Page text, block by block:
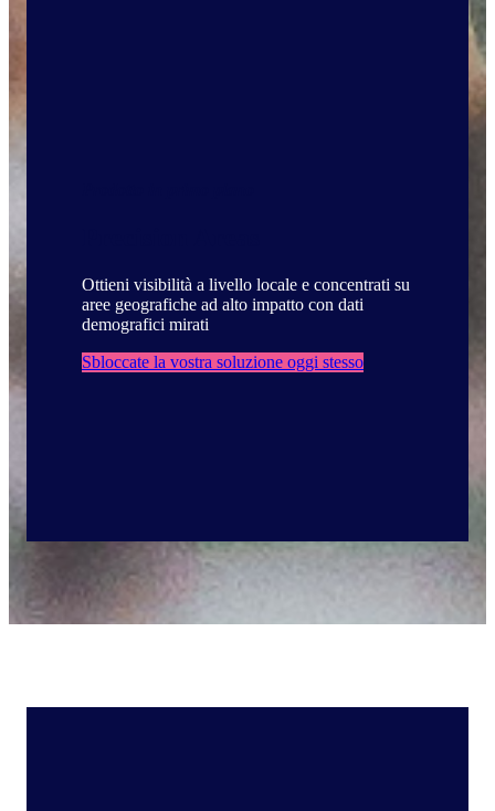
Ottieni visibilità a livello locale e concentrati su
aree geografiche ad alto impatto con dati
demografici mirati
Sbloccate la vostra soluzione oggi stesso